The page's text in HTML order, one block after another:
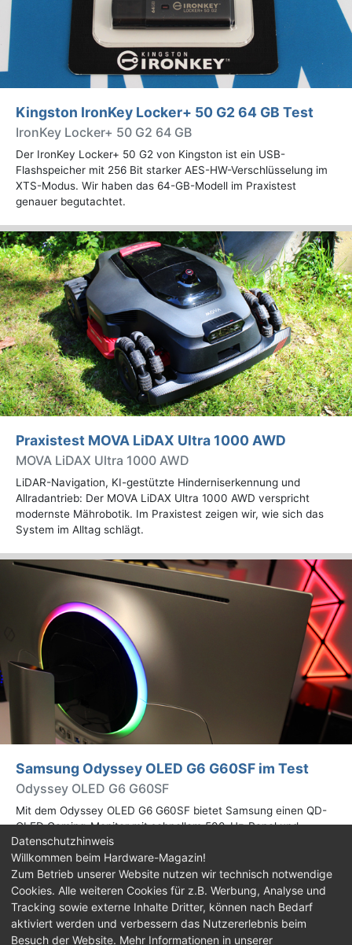
Kingston IronKey Locker+ 50 G2 64 GB Test
IronKey Locker+ 50 G2 64 GB
Der IronKey Locker+ 50 G2 von Kingston ist ein USB-
Flashspeicher mit 256 Bit starker AES-HW-Verschlüsselung im
XTS-Modus. Wir haben das 64-GB-Modell im Praxistest
genauer begutachtet.
Praxistest MOVA LiDAX Ultra 1000 AWD
MOVA LiDAX Ultra 1000 AWD
LiDAR-Navigation, KI-gestützte Hinderniserkennung und
Allradantrieb: Der MOVA LiDAX Ultra 1000 AWD verspricht
modernste Mährobotik. Im Praxistest zeigen wir, wie sich das
System im Alltag schlägt.
Samsung Odyssey OLED G6 G60SF im Test
Odyssey OLED G6 G60SF
Mit dem Odyssey OLED G6 G60SF bietet Samsung einen QD-
OLED Gaming-Monitor mit schnellem 500-Hz-Panel und
WQHD-Auflösung an. Wir haben den 27 Zoll großen Monitor auf
Herz und Nieren geprüft.
Impressum| Kontakt |Jobs |Datenschutz |
Consent‑Einstellungen |Haftungsausschluss
Datenschutzhinweis
Willkommen beim Hardware-Magazin!
Zum Betrieb unserer Website nutzen wir technisch notwendige
Cookies. Alle weiteren Cookies für z.B. Werbung, Analyse und
Tracking sowie externe Inhalte Dritter, können nach Bedarf
aktiviert werden und verbessern das Nutzererlebnis beim
Besuch der Website. Mehr Informationen in unserer